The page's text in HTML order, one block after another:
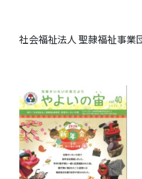
社会福祉法人 聖隷福祉事業